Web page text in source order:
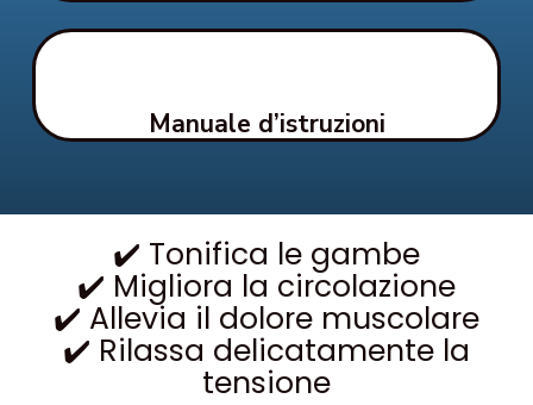
Manuale d’istruzioni
✔️ Tonifica le gambe
✔️ Migliora la circolazione
✔️ Allevia il dolore muscolare
✔️ Rilassa delicatamente la
tensione